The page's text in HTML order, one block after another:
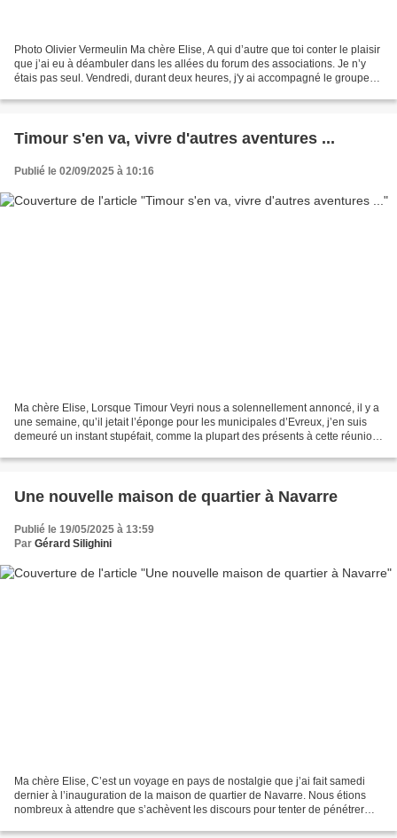
Photo Olivier Vermeulin Ma chère Elise, A qui d’autre que toi conter le plaisir
que j’ai eu à déambuler dans les allées du forum des associations. Je n’y
étais pas seul. Vendredi, durant deux heures, j'y ai accompagné le groupe
Timour s'en va, vivre d'autres aventures ...
Publié le 02/09/2025 à 10:16
Ma chère Elise, Lorsque Timour Veyri nous a solennellement annoncé, il y a
une semaine, qu’il jetait l’éponge pour les municipales d’Evreux, j’en suis
demeuré un instant stupéfait, comme la plupart des présents à cette réunion
Une nouvelle maison de quartier à Navarre
Publié le 19/05/2025 à 13:59
Par Gérard Silighini
Ma chère Elise, C’est un voyage en pays de nostalgie que j’ai fait samedi
dernier à l’inauguration de la maison de quartier de Navarre. Nous étions
nombreux à attendre que s’achèvent les discours pour tenter de pénétrer